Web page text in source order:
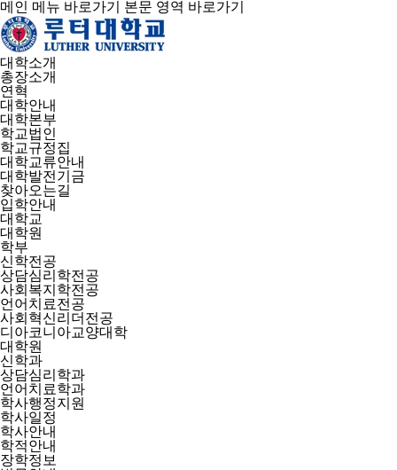
메인 메뉴 바로가기 본문 영역 바로가기
대학소개
총장소개
연혁
대학안내
대학본부
학교법인
학교규정집
대학교류안내
대학발전기금
찾아오는길
입학안내
대학교
대학원
학부
신학전공
상담심리학전공
사회복지학전공
언어치료전공
사회혁신리더전공
디아코니아교양대학
대학원
신학과
상담심리학과
언어치료학과
학사행정지원
학사일정
학사안내
학적안내
장학정보